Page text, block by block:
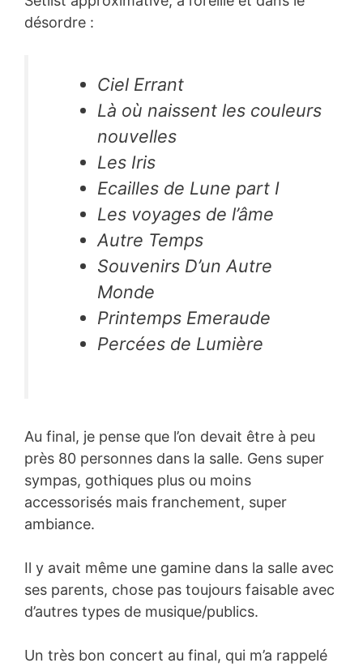
désordre :
Ciel Errant
Là où naissent les couleurs
nouvelles
Les Iris
Ecailles de Lune part I
Les voyages de l’âme
Autre Temps
Souvenirs D’un Autre
Monde
Printemps Emeraude
Percées de Lumière
Au final, je pense que l’on devait être à peu
près 80 personnes dans la salle. Gens super
sympas, gothiques plus ou moins
accessorisés mais franchement, super
ambiance.
Il y avait même une gamine dans la salle avec
ses parents, chose pas toujours faisable avec
d’autres types de musique/publics.
Un très bon concert au final, qui m’a rappelé